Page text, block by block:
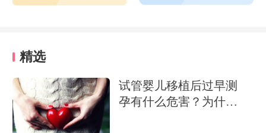
精选
试管婴儿移植后过早测
孕有什么危害？为什么